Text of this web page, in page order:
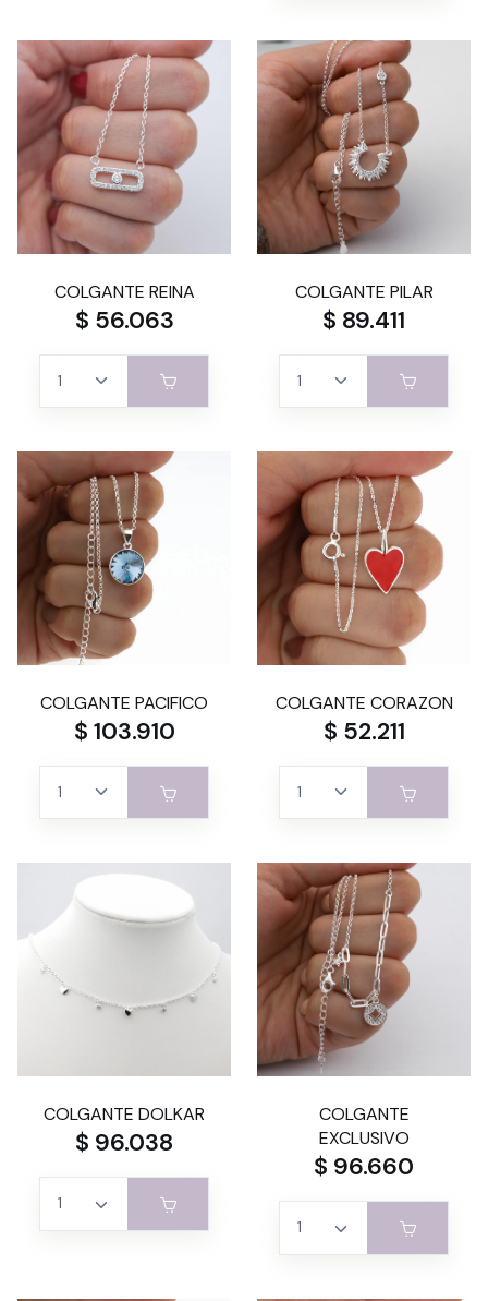
COLGANTE REINA
$ 56.063
COLGANTE PILAR
$ 89.411
COLGANTE PACIFICO
$ 103.910
COLGANTE CORAZON
$ 52.211
COLGANTE DOLKAR
$ 96.038
COLGANTE
EXCLUSIVO
$ 96.660